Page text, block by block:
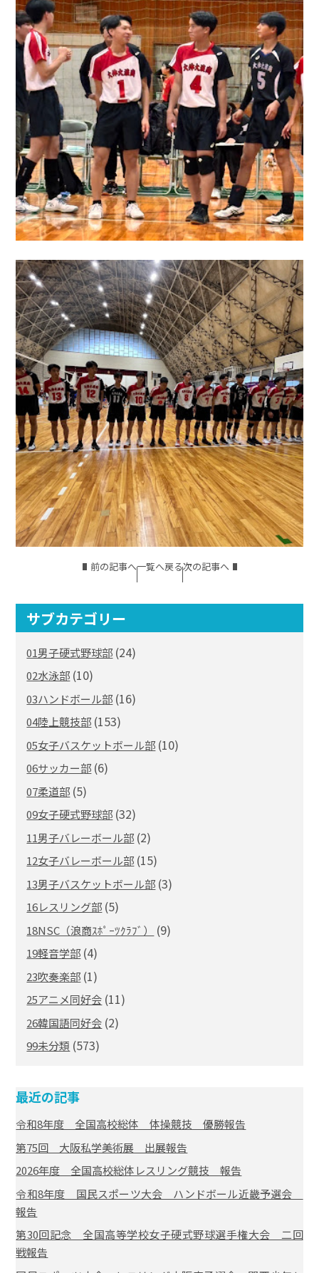
前の記事へ一覧へ戻る次の記事へ
サブカテゴリー
01男子硬式野球部 (24)
02水泳部 (10)
03ハンドボール部 (16)
04陸上競技部 (153)
05女子バスケットボール部 (10)
06サッカー部 (6)
07柔道部 (5)
09女子硬式野球部 (32)
11男子バレーボール部 (2)
12女子バレーボール部 (15)
13男子バスケットボール部 (3)
16レスリング部 (5)
18NSC（浪商ｽﾎﾟｰﾂｸﾗﾌﾞ） (9)
19軽音学部 (4)
23吹奏楽部 (1)
25アニメ同好会 (11)
26韓国語同好会 (2)
99未分類 (573)
最近の記事
令和8年度 全国高校総体 体操競技 優勝報告
第75回 大阪私学美術展 出展報告
2026年度 全国高校総体レスリング競技 報告
令和8年度 国民スポーツ大会 ハンドボール近畿予選会
報告
第30回記念 全国高等学校女子硬式野球選手権大会 二回
戦報告